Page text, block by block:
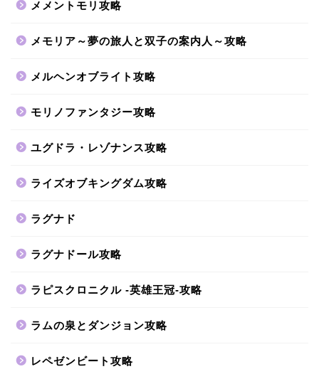
メメントモリ攻略
メモリア～夢の旅人と双子の案内人～攻略
メルヘンオブライト攻略
モリノファンタジー攻略
ユグドラ・レゾナンス攻略
ライズオブキングダム攻略
ラグナド
ラグナドール攻略
ラピスクロニクル -英雄王冠-攻略
ラムの泉とダンジョン攻略
レペゼンビート攻略